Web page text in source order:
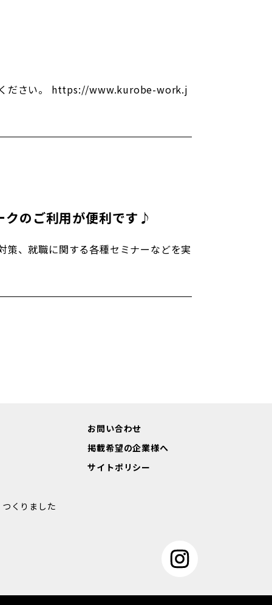
ください。 https://www.kurobe-work.j
クのご利用が便利です♪
策、就職に関する各種セミナーなどを実
くりました
お問い合わせ
掲載希望の企業様へ
サイトポリシー